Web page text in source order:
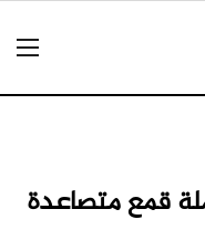
قمع متصاعدة